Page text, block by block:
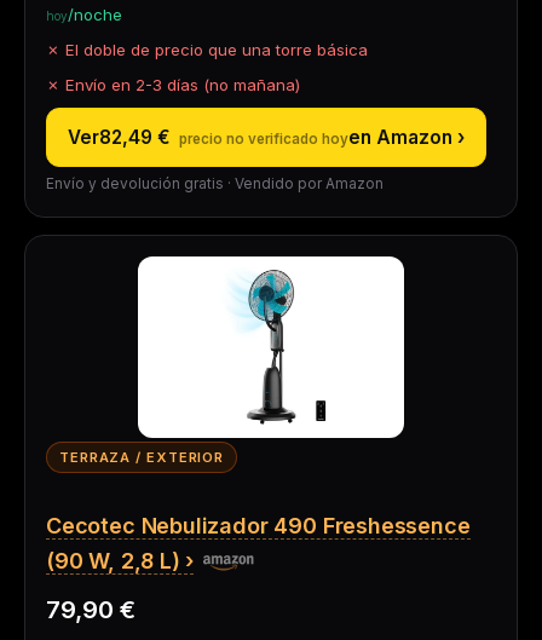
/noche
✗ El doble de precio que una torre básica
✗ Envío en 2-3 días (no mañana)
Ver82,49 € en Amazon ›
Envío y devolución gratis · Vendido por Amazon
TERRAZA / EXTERIOR
Cecotec Nebulizador 490 Freshessence
(90 W, 2,8 L)
79,90 €